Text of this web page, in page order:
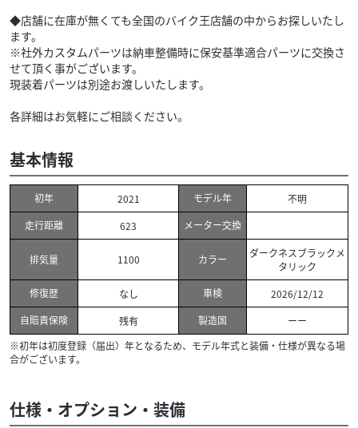
◆店舗に在庫が無くても全国のバイク王店舗の中からお探しいたし
ます。
※社外カスタムパーツは納車整備時に保安基準適合パーツに交換さ
せて頂く事がございます。
現装着パーツは別途お渡しいたします。
各詳細はお気軽にご相談ください。
基本情報
初年 2021 モデル年
不明
走行距離
623 メーター交換
排気量 1100 カラー
ダークネスブラックメ
タリック
修復歴
なし 車検
2026/12/12
自賠責保険
残有 製造国
ーー
※初年は初度登録（届出）年となるため、モデル年式と装備・仕様が異なる場
合がございます。
仕様・オプション・装備